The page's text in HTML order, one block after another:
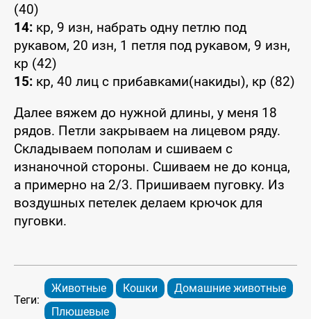
(40)
14: кр, 9 изн, набрать одну петлю под
рукавом, 20 изн, 1 петля под рукавом, 9 изн,
кр (42)
15: кр, 40 лиц с прибавками(накиды), кр (82)
Далее вяжем до нужной длины, у меня 18
рядов. Петли закрываем на лицевом ряду.
Складываем пополам и сшиваем с
изнаночной стороны. Сшиваем не до конца,
а примерно на 2/3. Пришиваем пуговку. Из
воздушных петелек делаем крючок для
пуговки.
Теги:
Животные Кошки
Домашние животные
Плюшевые